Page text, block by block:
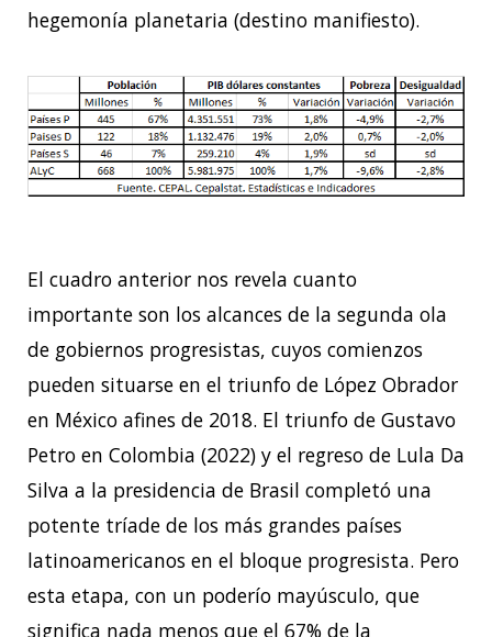
hegemonía planetaria (destino manifiesto).
El cuadro anterior nos revela cuanto
importante son los alcances de la segunda ola
de gobiernos progresistas, cuyos comienzos
pueden situarse en el triunfo de López Obrador
en México afines de 2018. El triunfo de Gustavo
Petro en Colombia (2022) y el regreso de Lula Da
Silva a la presidencia de Brasil completó una
potente tríade de los más grandes países
latinoamericanos en el bloque progresista. Pero
esta etapa, con un poderío mayúsculo, que
significa nada menos que el 67% de la